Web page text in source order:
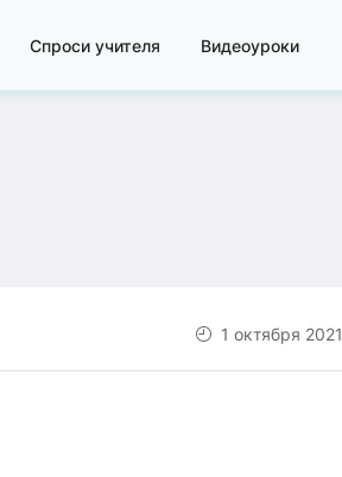
Спроси учителя Видеоуроки
1 октября 2021